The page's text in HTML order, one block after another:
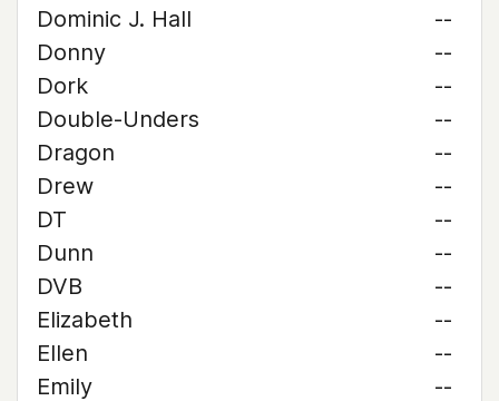
Dominic J. Hall
--
Donny
--
Dork
--
Double-Unders
--
Dragon
--
Drew
--
DT
--
Dunn
--
DVB
--
Elizabeth
--
Ellen
--
Emily
--